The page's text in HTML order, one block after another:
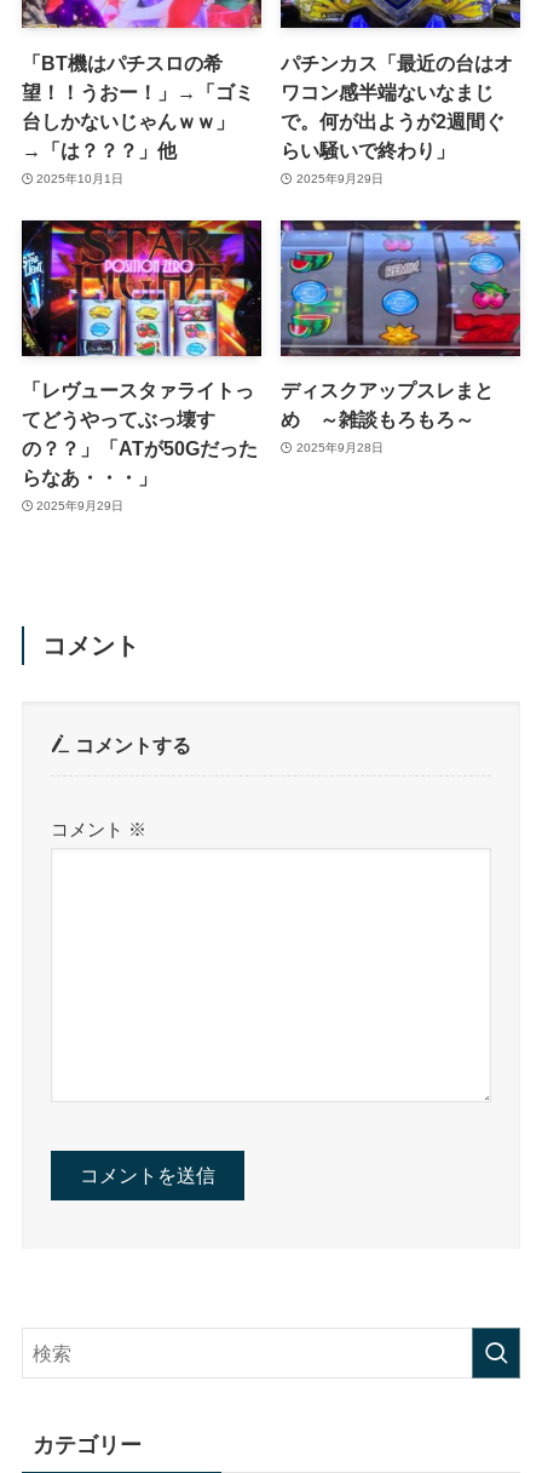
「BT機はパチスロの希
望！！うおー！」→「ゴミ
台しかないじゃんｗｗ」
→「は？？？」他
2025年10月1日
パチンカス「最近の台はオ
ワコン感半端ないなまじ
で。何が出ようが2週間ぐ
らい騒いで終わり」
2025年9月29日
「レヴュースタァライトっ
てどうやってぶっ壊す
の？？」「ATが50Gだった
らなあ・・・」
2025年9月29日
ディスクアップスレまと
め ～雑談もろもろ～
2025年9月28日
コメント
コメントする
コメント ※
カテゴリー